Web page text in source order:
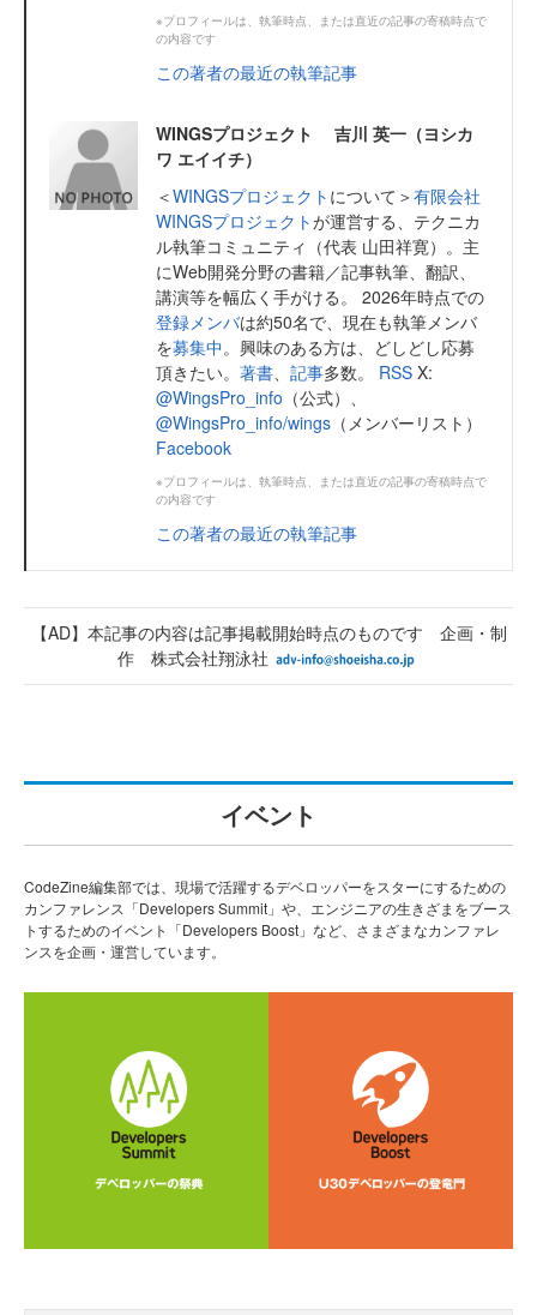
※プロフィールは、執筆時点、または直近の記事の寄稿時点で
の内容です
この著者の最近の執筆記事
WINGSプロジェクト 吉川 英一（ヨシカ
ワ エイイチ）
＜WINGSプロジェクト について＞有限会社
WINGSプロジェクトが運営する、テクニカ
ル執筆コミュニティ（代表 山田祥寛）。主
にWeb開発分野の書籍／記事執筆、翻訳、
講演等を幅広く手がける。 2026年時点での
登録メンバは約50名で、現在も執筆メンバ
を募集中。興味のある方は、どしどし応募
頂きたい。 著書 記事多数。 RSS X:
@WingsPro_info （公式）、
@WingsPro_info/wings （メンバーリスト）
Facebook
※プロフィールは、執筆時点、または直近の記事の寄稿時点で
の内容です
この著者の最近の執筆記事
【AD】本記事の内容は記事掲載開始時点のものです 企画・制
作 株式会社翔泳社
イベント
CodeZine編集部では、現場で活躍するデベロッパーをスターにするための
カンファレンス「Developers Summit」や、エンジニアの生きざまをブース
トするためのイベント「Developers Boost」など、さまざまなカンファレ
ンスを企画・運営しています。